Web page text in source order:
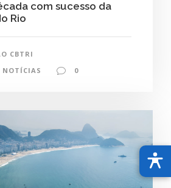
com sucesso da
Rio
CBTRI
NOTÍCIAS 0